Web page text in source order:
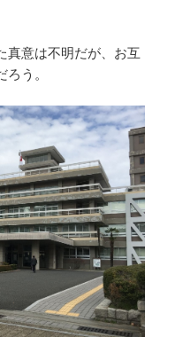
真意は不明だが、お互
う。